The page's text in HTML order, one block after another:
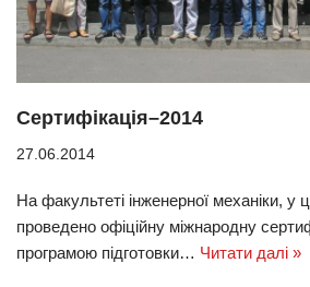
Сертифікація–2014
27.06.2014
На факультеті інженерної механіки, у
проведено офіційну міжнародну
програмою підготовки… Читати далі »